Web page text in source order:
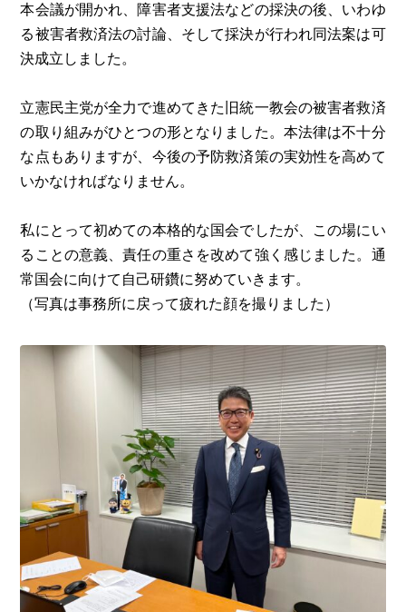
本会議が開かれ、障害者支援法などの採決の後、いわゆ
る被害者救済法の討論、そして採決が行われ同法案は可
決成立しました。
立憲民主党が全力で進めてきた旧統一教会の被害者救済
の取り組みがひとつの形となりました。本法律は不十分
な点もありますが、今後の予防救済策の実効性を高めて
いかなければなりません。
私にとって初めての本格的な国会でしたが、この場にい
ることの意義、責任の重さを改めて強く感じました。通
常国会に向けて自己研鑽に努めていきます。
（写真は事務所に戻って疲れた顔を撮りました）